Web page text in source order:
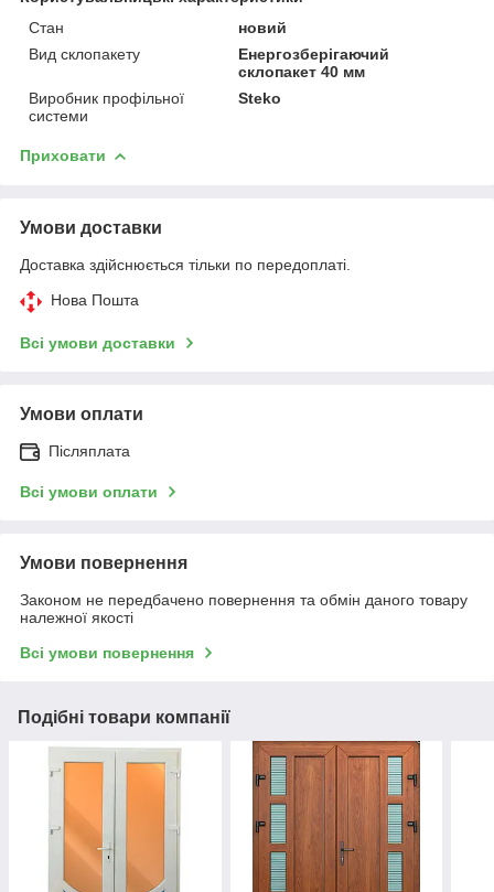
Стан
новий
Вид склопакету
Енергозберігаючий
склопакет 40 мм
Виробник профільної
системи
Steko
Приховати
Умови доставки
Доставка здійснюється тільки по передоплаті.
Нова Пошта
Всі умови доставки
Умови оплати
Післяплата
Всі умови оплати
Умови повернення
Законом не передбачено повернення та обмін даного товару
належної якості
Всі умови повернення
Подібні товари компанії